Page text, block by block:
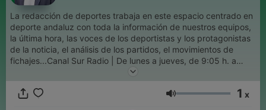
La redacción de deportes trabaja en este espacio centrado en
deporte andaluz con toda la información de nuestros equipos,
la última hora, las voces de los deportistas y los protagonistas
de la noticia, el análisis de los partidos, el movimientos de
fichajes...Canal Sur Radio | De lunes a jueves, de 9:05 h. a
Volumen 1 x